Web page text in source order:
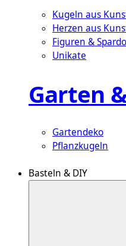
Kugeln aus
Herzen aus
Figuren &
Unikate
Garten
Gartendeko
Pflanzkugeln
Basteln & DIY